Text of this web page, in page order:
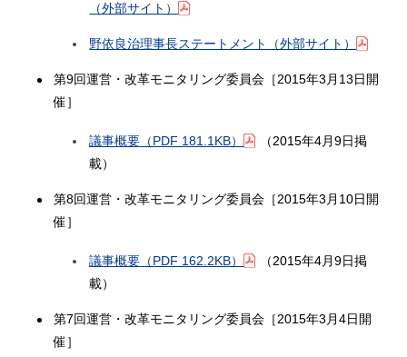
（外部サイト）
野依良治理事長ステートメント（外部サイト）
第9回運営・改革モニタリング委員会［2015年3月13日開
催］
議事概要 （PDF 181.1KB）
（2015年4月9日掲
載）
第8回運営・改革モニタリング委員会［2015年3月10日開
催］
議事概要 （PDF 162.2KB）
（2015年4月9日掲
載）
第7回運営・改革モニタリング委員会［2015年3月4日開
催］